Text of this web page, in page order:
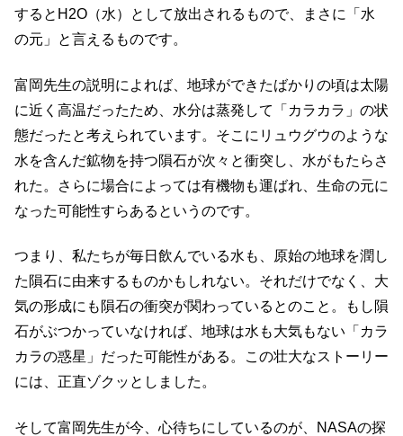
するとH2O（水）として放出されるもので、まさに「水
の元」と言えるものです。
富岡先生の説明によれば、地球ができたばかりの頃は太陽
に近く高温だったため、水分は蒸発して「カラカラ」の状
態だったと考えられています。そこにリュウグウのような
水を含んだ鉱物を持つ隕石が次々と衝突し、水がもたらさ
れた。さらに場合によっては有機物も運ばれ、生命の元に
なった可能性すらあるというのです。
つまり、私たちが毎日飲んでいる水も、原始の地球を潤し
た隕石に由来するものかもしれない。それだけでなく、大
気の形成にも隕石の衝突が関わっているとのこと。もし隕
石がぶつかっていなければ、地球は水も大気もない「カラ
カラの惑星」だった可能性がある。この壮大なストーリー
には、正直ゾクッとしました。
そして富岡先生が今、心待ちにしているのが、NASAの探